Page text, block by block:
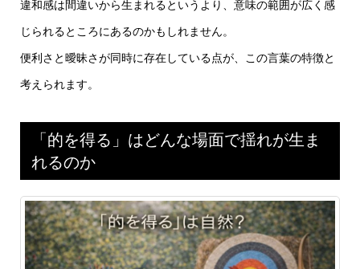
違和感は間違いから生まれるというより、意味の範囲が広く感
じられるところにあるのかもしれません。
便利さと曖昧さが同時に存在している点が、この言葉の特徴と
考えられます。
「的を得る」はどんな場面で揺れが生ま
れるのか